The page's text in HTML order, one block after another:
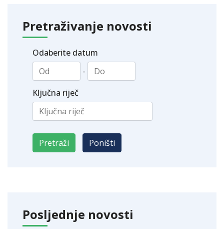
Pretraživanje novosti
Odaberite datum
-
Ključna riječ
Posljednje novosti